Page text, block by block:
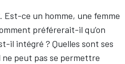
. Est-ce un homme, une femme
préférerait-il qu’on
il intégré ? Quelles sont ses
peut pas se permettre